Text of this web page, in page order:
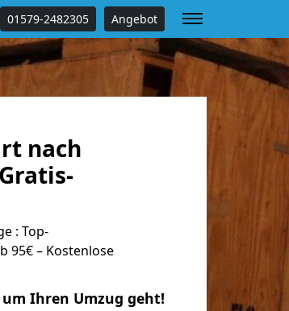
01579-2482305 Angebot
nach
: Top-
95€ – Kostenlose
Ihren Umzug geht!